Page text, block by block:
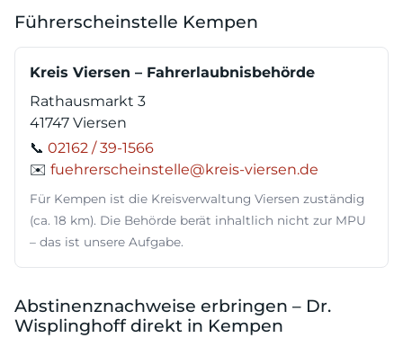
Führerscheinstelle Kempen
Kreis Viersen – Fahrerlaubnisbehörde
Rathausmarkt 3
41747 Viersen
📞 02162 / 39-1566
✉️ fuehrerscheinstelle@kreis-viersen.de
Für Kempen ist die Kreisverwaltung Viersen zuständig
(ca. 18 km). Die Behörde berät inhaltlich nicht zur MPU
– das ist unsere Aufgabe.
Abstinenznachweise erbringen – Dr.
Wisplinghoff direkt in Kempen